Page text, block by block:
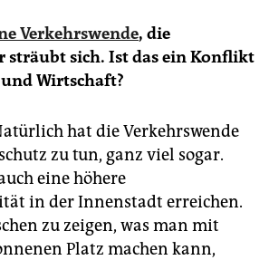
Verkehrswende, die
sträubt sich. Ist das ein Konflikt
Wirtschaft?
hat die Verkehrswende
zu tun, ganz viel sogar.
eine höhere
in der Innenstadt erreichen.
zu zeigen, was man mit
Platz machen kann,